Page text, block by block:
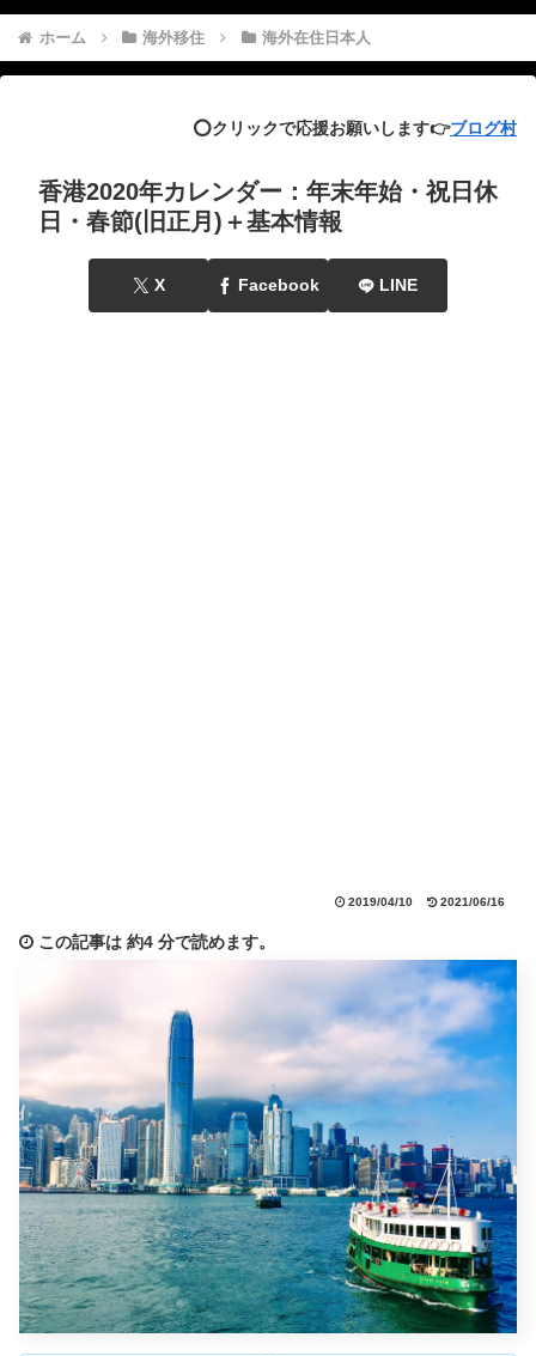
ホーム 海外移住 海外在住日本人
⭕️クリックで応援お願いします👉ブログ村
香港2020年カレンダー：年末年始・祝日休
日・春節(旧正月)＋基本情報
X Facebook LINE
2019/04/10 2021/06/16
この記事は 約4 分で読めます。